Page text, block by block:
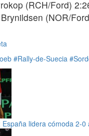
(RCH/Ford)
(NOR/
#Rally-de-Suecia
lidera cómoda 2-0